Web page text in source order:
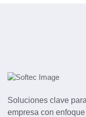
Soluciones clave
empresa con